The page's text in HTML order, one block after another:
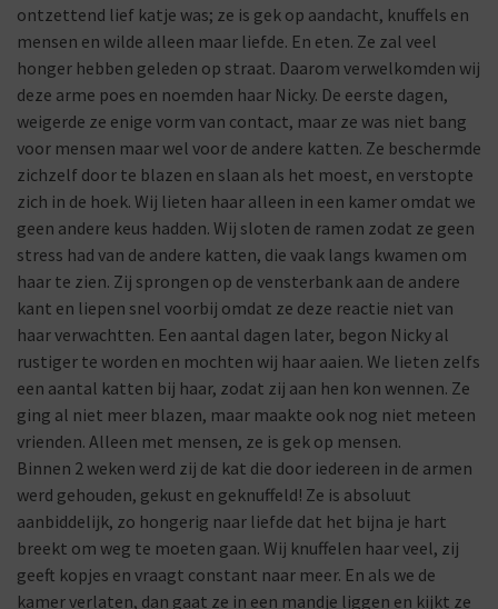
ontzettend lief katje was; ze is gek op aandacht, knuffels en
mensen en wilde alleen maar liefde. En eten. Ze zal veel
honger hebben geleden op straat. Daarom verwelkomden wij
deze arme poes en noemden haar Nicky. De eerste dagen,
weigerde ze enige vorm van contact, maar ze was niet bang
voor mensen maar wel voor de andere katten. Ze beschermde
zichzelf door te blazen en slaan als het moest, en verstopte
zich in de hoek. Wij lieten haar alleen in een kamer omdat we
geen andere keus hadden. Wij sloten de ramen zodat ze geen
stress had van de andere katten, die vaak langs kwamen om
haar te zien. Zij sprongen op de vensterbank aan de andere
kant en liepen snel voorbij omdat ze deze reactie niet van
haar verwachtten. Een aantal dagen later, begon Nicky al
rustiger te worden en mochten wij haar aaien. We lieten zelfs
een aantal katten bij haar, zodat zij aan hen kon wennen. Ze
ging al niet meer blazen, maar maakte ook nog niet meteen
vrienden. Alleen met mensen, ze is gek op mensen.
Binnen 2 weken werd zij de kat die door iedereen in de armen
werd gehouden, gekust en geknuffeld! Ze is absoluut
aanbiddelijk, zo hongerig naar liefde dat het bijna je hart
breekt om weg te moeten gaan. Wij knuffelen haar veel, zij
geeft kopjes en vraagt constant naar meer. En als we de
kamer verlaten, dan gaat ze in een mandje liggen en kijkt ze